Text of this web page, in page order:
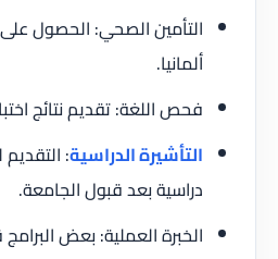
التأمين الصحي: الحصول
ألمانيا.
فحص اللغة: تقديم نتائج
التأشيرة الدراسية:
دراسية بعد قبول الجامعة.
الخبرة العملية: بعض